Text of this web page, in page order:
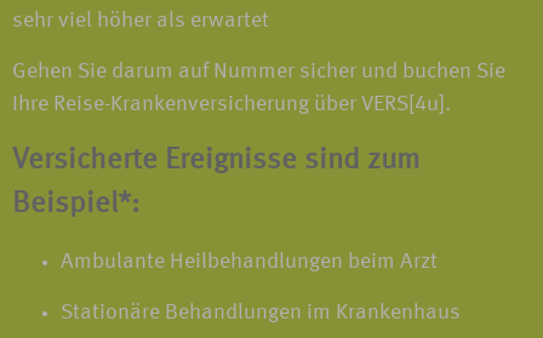
sehr viel höher als erwartet
Gehen Sie darum auf Nummer sicher und buchen Sie
Ihre Reise-Krankenversicherung über VERS[4u].
Versicherte Ereignisse sind zum
Beispiel*:
Ambulante Heilbehandlungen beim Arzt
Stationäre Behandlungen im Krankenhaus